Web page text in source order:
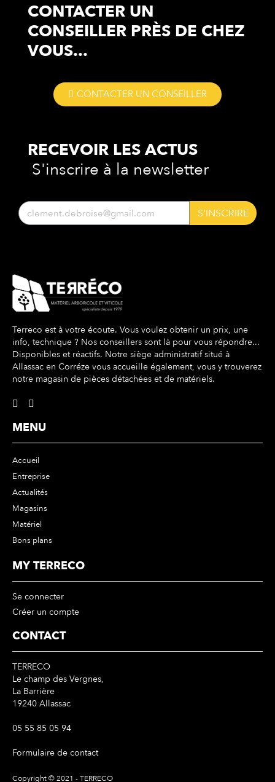
CONTACTER UN
CONSEILLER PRÈS DE CHEZ
VOUS...
CONTACTER UN CONSEILLER
RECEVOIR LESACTUS
S'inscrire à la newsletter
S'INSCRIRE
Terreco est à votre écoute. Vous voulez obtenir un prix, une
info, technique ? Nos conseillers sont là pour vous répondre...
Disponibles et réactifs. Notre siège administratif situé à
Allassac en Corréze vous accueille également, vous y trouverez
notre magasin de pièces détachées et de matériels.
MENU
Accueil
Entreprise
Actualités
Magasins
Matériel
Bons plans
MY TERRECO
Se connecter
Créer un compte
CONTACT
TERRECO
Le champ des Vergnes,
La Barrière
19240 Allassac
05 55 85 05 94
Formulaire de contact
Copyright © 2021 - TERRECO